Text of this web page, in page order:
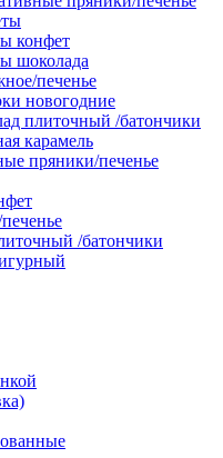
конфет
шоколада
печенье
новогодние
плиточный /батончики
карамель
пряники/печенье
/батончики